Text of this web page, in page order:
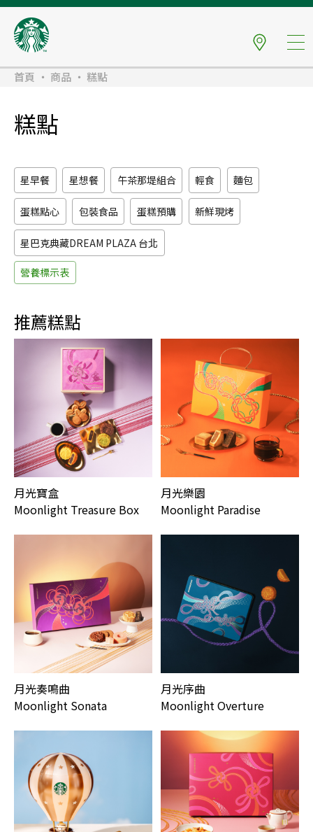
首頁 商品 糕點
糕點
星早餐 星想餐 午茶那堤組合 輕食 麵包
蛋糕點心 包裝食品 蛋糕預購 新鮮現烤
星巴克典藏DREAM PLAZA 台北
營養標示表
推薦糕點
月光寶盒
Moonlight Treasure Box
月光樂園
Moonlight Paradise
月光奏鳴曲
Moonlight Sonata
月光序曲
Moonlight Overture